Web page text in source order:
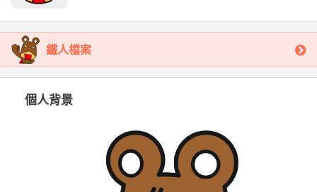
鐵人檔案
個人背景